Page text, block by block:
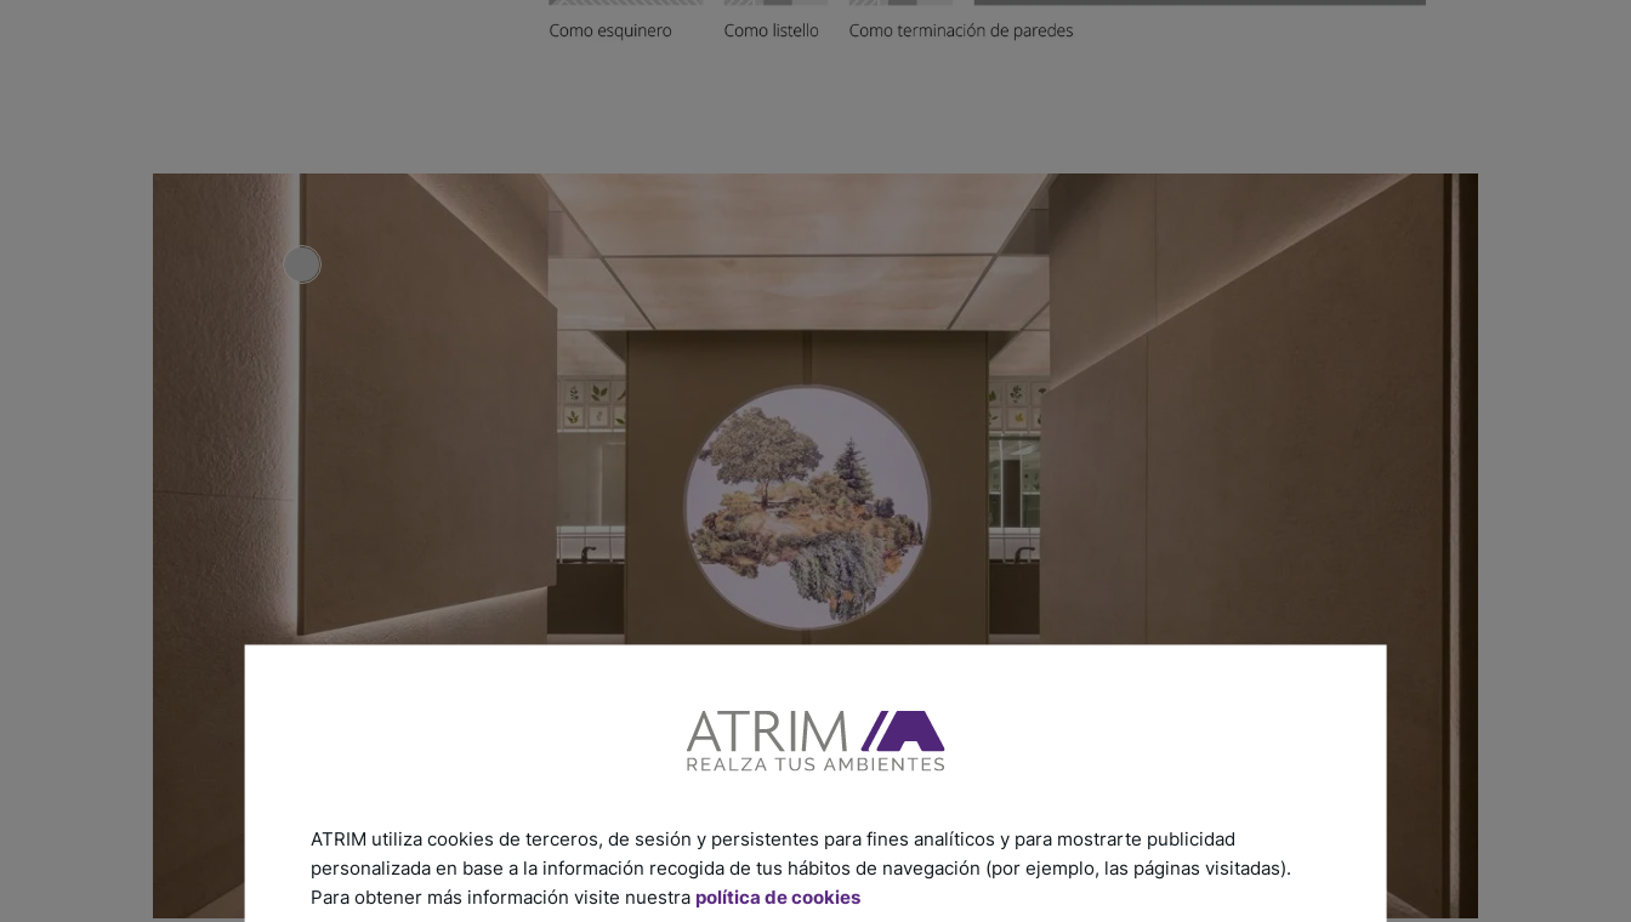
ATRIM utiliza cookies de terceros, de sesión y persistentes para fines analíticos y para mostrarte publicidad
personalizada en base a la información recogida de tus hábitos de navegación (por ejemplo, las páginas visitadas).
Para obtener más información visite nuestra política de cookies